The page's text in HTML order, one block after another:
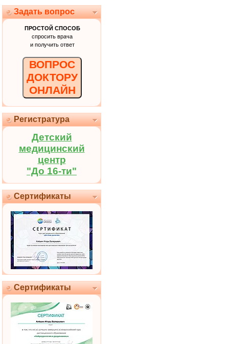
Задать вопрос
ПРОСТОЙ СПОСОБ
спросить врача
и получить ответ
ВОПРОС
ДОКТОРУ
ОНЛАЙН
Регистратура
Детский
медицинский
центр
"До 16-ти"
Сертификаты
Сертификаты